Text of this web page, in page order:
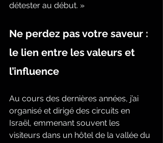
détester au début. »
Ne perdez pas votre saveur :
le lien entre les valeurs et
l’influence
Au cours des dernières années, j’ai
organisé et dirigé des circuits en
Israël, emmenant souvent les
visiteurs dans un hôtel de la vallée du